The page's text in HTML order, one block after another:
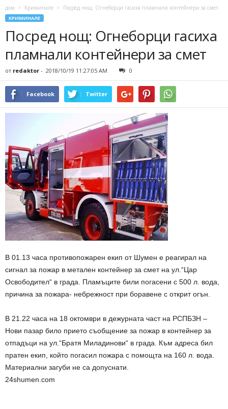
дом Криминале Посред нощ: Огнеборци гасиха пламнали контейнери за смет
КРИМИНАЛЕ
Посред нощ: Огнеборци гасиха
пламнали контейнери за смет
от redaktor - 2018/10/19 11:27:05 AM 0
Facebook Twitter
В 01.13 часа противопожарен екип от Шумен е реагирал на
сигнал за пожар в метален контейнер за смет на ул.“Цар
Освободител“ в града. Пламъците били погасени с 500 л. вода,
причина за пожара- небрежност при боравене с открит огън.
В 21.22 часа на 18 октомври в дежурната част на РСПБЗН –
Нови пазар било прието съобщение за пожар в контейнер за
отпадъци на ул.“Братя Миладинови“ в града. Към адреса бил
пратен екип, който погасил пожара с помощта на 160 л. вода.
Материални загуби не са допуснати.
24shumen.com